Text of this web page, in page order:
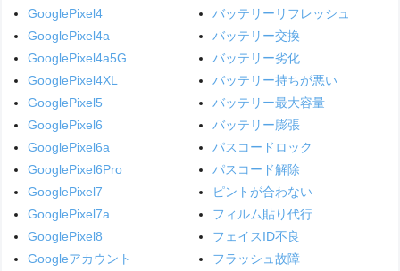
GooglePixel4
GooglePixel4a
GooglePixel4a5G
GooglePixel4XL
GooglePixel5
GooglePixel6
GooglePixel6a
GooglePixel6Pro
GooglePixel7
GooglePixel7a
GooglePixel8
Googleアカウント
バッテリーリフレッシュ
バッテリー交換
バッテリー劣化
バッテリー持ちが悪い
バッテリー最大容量
バッテリー膨張
パスコードロック
パスコード解除
ピントが合わない
フィルム貼り代行
フェイスID不良
フラッシュ故障